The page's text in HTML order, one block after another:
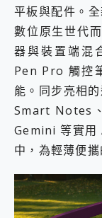
平板與配件。
數位原生世代
器與裝置端混
Pen Pro 觸控
能。同步亮相
Smart Notes
Gemini 等實用
中，為輕薄便